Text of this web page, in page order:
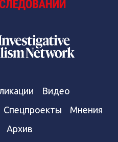
Видео
Спецпроекты
Мнения
Архив